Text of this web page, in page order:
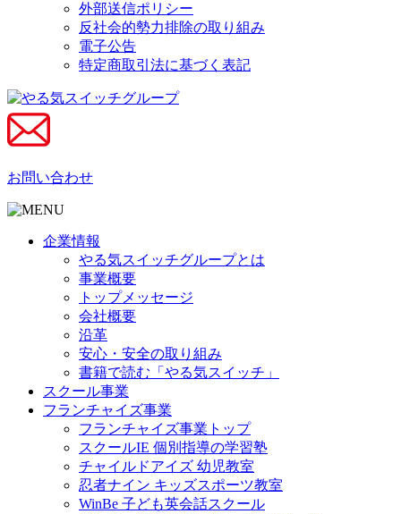
外部送信ポリシー
反社会的勢力排除の取り組み
電子公告
特定商取引法に基づく表記
お問い合わせ
企業情報
やる気スイッチグループとは
事業概要
トップメッセージ
会社概要
沿革
安心・安全の取り組み
書籍で読む「やる気スイッチ」
スクール事業
フランチャイズ事業
フランチャイズ事業トップ
スクールIE 個別指導の学習塾
チャイルドアイズ 幼児教室
忍者ナイン キッズスポーツ教室
WinBe 子ども英会話スクール